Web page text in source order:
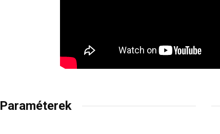
Paraméterek